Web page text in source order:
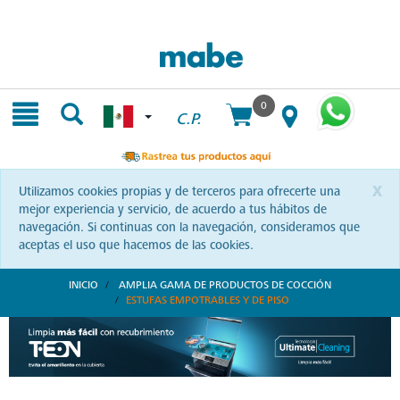
C.P.
0
x
Utilizamos cookies propias y de terceros para ofrecerte una
mejor experiencia y servicio, de acuerdo a tus hábitos de
navegación. Si continuas con la navegación, consideramos que
aceptas el uso que hacemos de las cookies.
INICIO
AMPLIA GAMA DE PRODUCTOS DE COCCIÓN
ESTUFAS EMPOTRABLES Y DE PISO